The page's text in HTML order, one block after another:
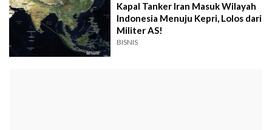
Kapal Tanker Iran Masuk Wilayah
Indonesia Menuju Kepri, Lolos dari
Militer AS!
BISNIS